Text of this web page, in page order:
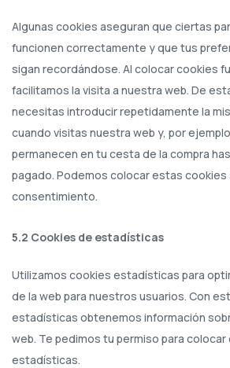
Algunas cookies aseguran que ciertas
funcionen correctamente y que tus
sigan recordándose. Al colocar cookies
facilitamos la visita a nuestra web. De
necesitas introducir repetidamente la
cuando visitas nuestra web y, por
permanecen en tu cesta de la compra
pagado. Podemos colocar estas cookies
consentimiento.
5.2 Cookies de estadísticas
Utilizamos cookies estadísticas para
de la web para nuestros usuarios. Con
estadísticas obtenemos información
web. Te pedimos tu permiso para
estadísticas.